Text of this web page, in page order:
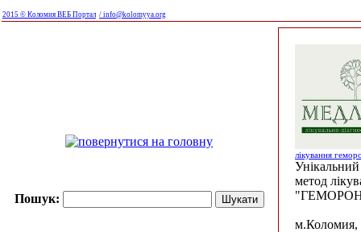
2015 © Коломия ВЕБ Портал / info@kolomyya.org
Пошук:
лікування
Унікальний
метод
м.Коломия,